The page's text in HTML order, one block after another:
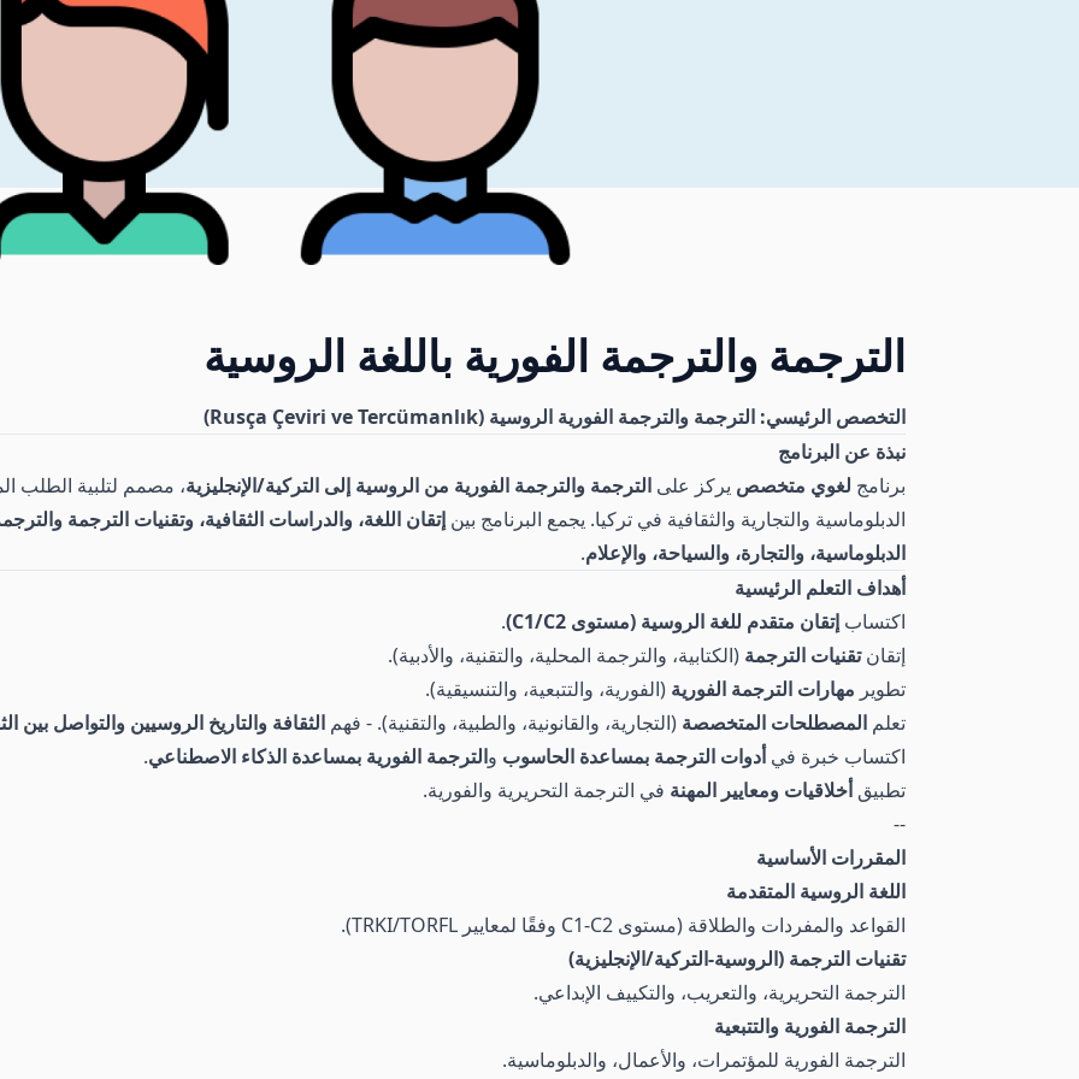
الترجمة والترجمة الفورية باللغة الروسية
التخصص الرئيسي: الترجمة والترجمة الفورية الروسية (Rusça Çeviri ve Tercümanlık)
نبذة عن البرنامج
برنامج لغوي متخصص يركز على الترجمة والترجمة الفورية من الروسية إلى التركية/الإنجليزية، مصمم لتلبية الطلب
الدبلوماسية والتجارية والثقافية في تركيا. يجمع البرنامج بين إتقان اللغة، والدراسات الثقافية، وتقنيات الترجمة
الدبلوماسية، والتجارة، والسياحة، والإعلام.
أهداف التعلم الرئيسية
اكتساب إتقان متقدم للغة الروسية (مستوى C1/C2)
.
إتقانتقنيات الترجمة (الكتابية، والترجمة المحلية، والتقنية، والأدبية).
تطوير مهارات الترجمة الفورية (الفورية، والتتبعية، والتنسيقية).
تعلم المصطلحات المتخصصة (التجارية، والقانونية، والطبية، والتقنية). - فهم الثقافة والتاريخ الروسيين والتواصل بين
اكتساب خبرة فيأدوات الترجمة بمساعدة الحاسوب والترجمة الفورية بمساعدة الذكاء الاصطناعي.
تطبيقأخلاقيات ومعايير المهنة في الترجمة التحريرية والفورية.
--
المقررات الأساسية
اللغة الروسية المتقدمة
القواعد والمفردات والطلاقة (مستوى C1-C2 وفقًا لمعايير TRKI/TORFL).
تقنيات الترجمة (الروسية-التركية/الإنجليزية)
الترجمة التحريرية، والتعريب، والتكييف الإبداعي.
الترجمة الفورية والتتبعية
الترجمة الفورية للمؤتمرات، والأعمال، والدبلوماسية.